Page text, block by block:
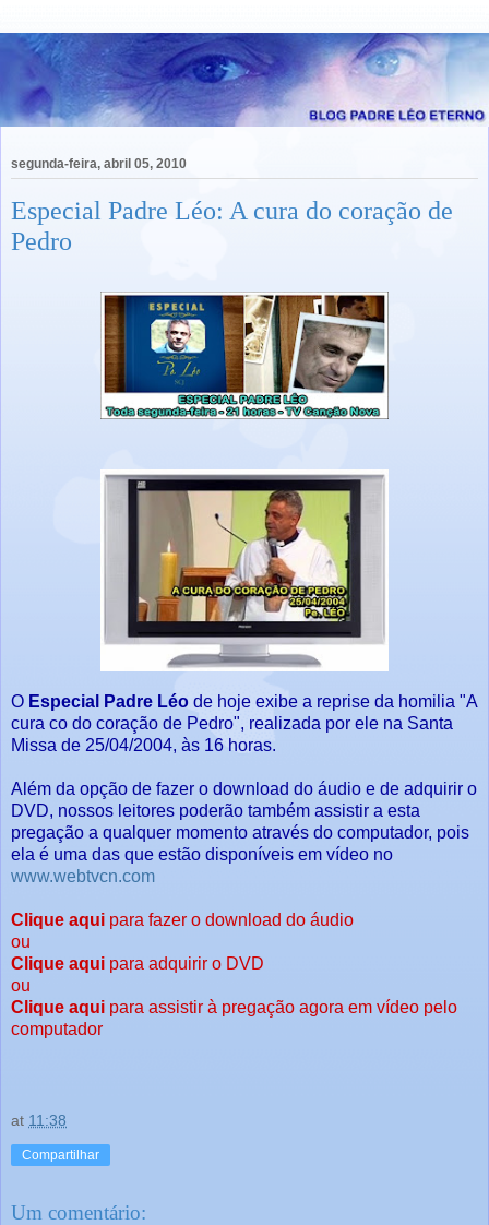
segunda-feira, abril 05, 2010
Especial Padre Léo: A cura do coração de
Pedro
O Especial Padre Léo de hoje exibe a reprise da homilia "A
cura co do coração de Pedro", realizada por ele na Santa
Missa de 25/04/2004, às 16 horas.
Além da opção de fazer o download do áudio e de adquirir o
DVD, nossos leitores poderão também assistir a esta
pregação a qualquer momento através do computador, pois
ela é uma das que estão disponíveis em vídeo no
www.webtvcn.com
Clique aqui para fazer o download do áudio
ou
Clique aqui para adquirir o DVD
ou
Clique aqui para assistir à pregação agora em vídeo pelo
computador
at 11:38
Compartilhar
Um comentário: